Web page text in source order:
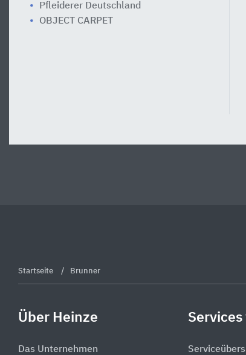
Pfleiderer Deutschland
OBJECT CARPET
Startseite Brunner
Über Heinze
Das Unternehmen